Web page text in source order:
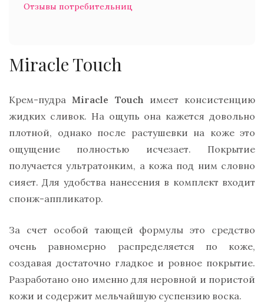
Отзывы потребительниц
Miracle Touch
Крем-пудра Miracle Touch имеет консистенцию
жидких сливок. На ощупь она кажется довольно
плотной, однако после растушевки на коже это
ощущение полностью исчезает. Покрытие
получается ультратонким, а кожа под ним словно
сияет. Для удобства нанесения в комплект входит
спонж-аппликатор.
За счет особой тающей формулы это средство
очень равномерно распределяется по коже,
создавая достаточно гладкое и ровное покрытие.
Разработано оно именно для неровной и пористой
кожи и содержит мельчайшую суспензию воска.